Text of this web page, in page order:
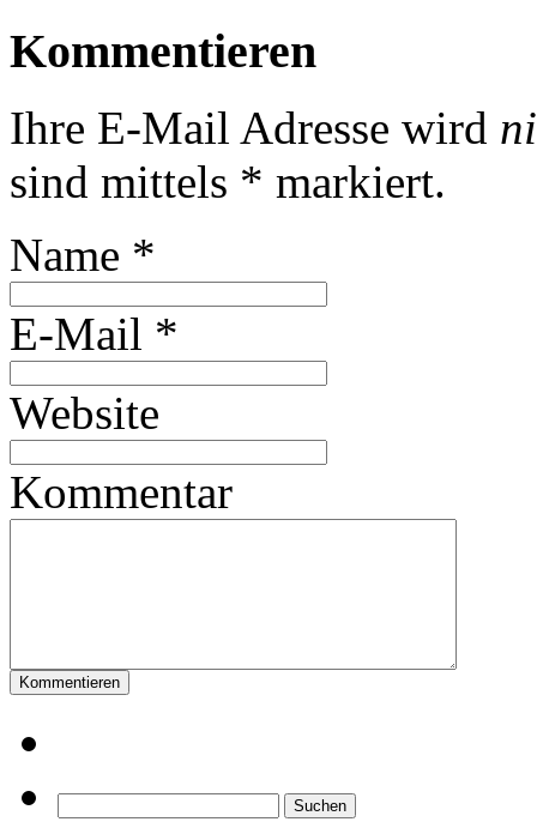
Kommentieren
Ihre E-Mail Adresse wird
sind mittels * markiert.
Name *
E-Mail *
Website
Kommentar
nach: